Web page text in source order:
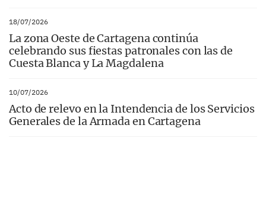
18/07/2026
La zona Oeste de Cartagena continúa
celebrando sus fiestas patronales con las de
Cuesta Blanca y La Magdalena
10/07/2026
Acto de relevo en la Intendencia de los Servicios
Generales de la Armada en Cartagena